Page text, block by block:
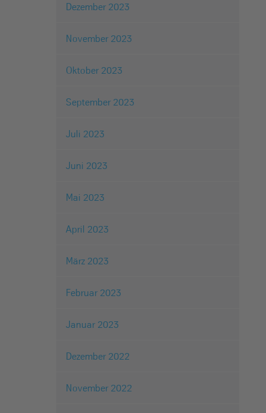
Dezember 2023
November 2023
Oktober 2023
September 2023
Juli 2023
Juni 2023
Mai 2023
April 2023
März 2023
Februar 2023
Januar 2023
Dezember 2022
November 2022